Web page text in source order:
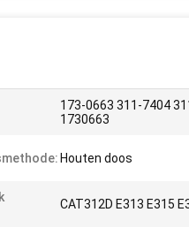
173-0663 311-7404
1730663
Houten doos
CAT312D E313 E315